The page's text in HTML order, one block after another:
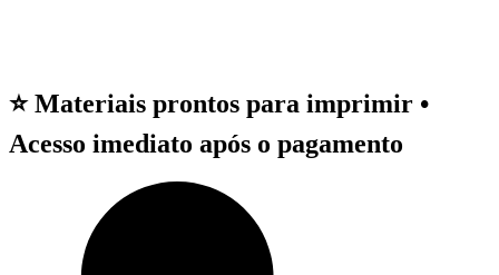
⭐ Materiais prontos para imprimir •
Acesso imediato após o pagamento